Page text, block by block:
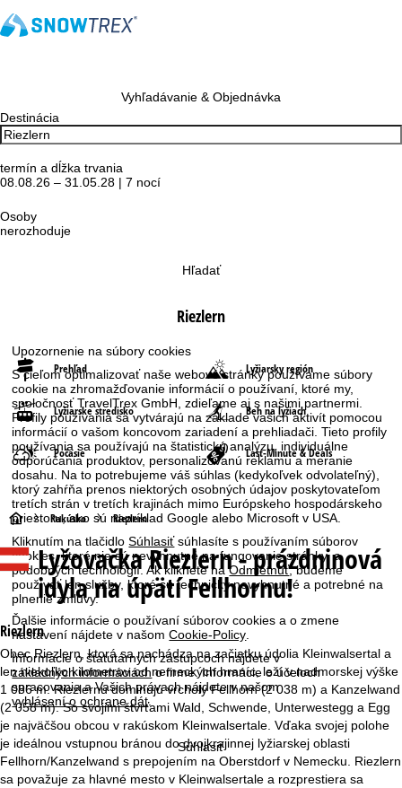
Upozornenie na súbory cookies
S cieľom optimalizovať naše webové stránky používame súbory
cookie na zhromažďovanie informácií o používaní, ktoré my,
spoločnosť TravelTrex GmbH, zdieľame aj s našimi partnermi.
Profily používania sa vytvárajú na základe vašich aktivít pomocou
informácií o vašom koncovom zariadení a prehliadači. Tieto profily
používania sa používajú na štatistickú analýzu, individuálne
odporúčania produktov, personalizovanú reklamu a meranie
dosahu. Na to potrebujeme váš súhlas (kedykoľvek odvolateľný),
ktorý zahŕňa prenos niektorých osobných údajov poskytovateľom
tretích strán v tretích krajinách mimo Európskeho hospodárskeho
priestoru, ako sú napríklad Google alebo Microsoft v USA.
Kliknutím na tlačidloSúhlasiťsúhlasíte s používaním súborov
cookies, ktoré nie sú nevyhnutné na fungovanie stránky, a
podobných technológií. Ak kliknete naOdmietnuť, budeme
používať len služby, ktoré sú technicky nevyhnutné a potrebné na
plnenie zmluvy.
Ďalšie informácie o používaní súborov cookies a o zmene
nastavení nájdete v našomCookie-Policy
Informácie o štatutárnych zástupcoch nájdete v
základných informáciácho firme. Informácie o účeloch
spracovania a Vašich právach nájdete v našom
vyhlásení o ochrane dát.
Súhlasiť
Vyhľadávanie & Objednávka
Destinácia
termín a dĺžka trvania
08.08.26 – 31.05.28 | 7 nocí
Osoby
nerozhoduje
Hľadať
Riezlern
Prehľad Lyžiarsky región
Lyžiarske stredisko Beh na lyžiach
Počasie Last-Minute & Deals
H
l
a
v
n
á
s
t
Rakúsko Riezlern
LyžovačkaRiezlern - prázdninová
idyla na úpätí Fellhornu!
Riezlern
Obec Riezlern, ktorá sa nachádza na začiatku údolia Kleinwalsertal a
len niekoľko kilometrov od nemeckých hraníc, leží v nadmorskej výške
1 086 m. Riezlernu dominujú vrcholy Fellhorn (2 038 m) a Kanzelwand
(2 058 m). So svojimi štvrťami Wald, Schwende, Unterwestegg a Egg
je najväčšou obcou v rakúskom Kleinwalsertale. Vďaka svojej polohe
je ideálnou vstupnou bránou do dvojkrajinnej lyžiarskej oblasti
Fellhorn/Kanzelwand s prepojením na Oberstdorf v Nemecku. Riezlern
sa považuje za hlavné mesto v Kleinwalsertale a rozprestiera sa